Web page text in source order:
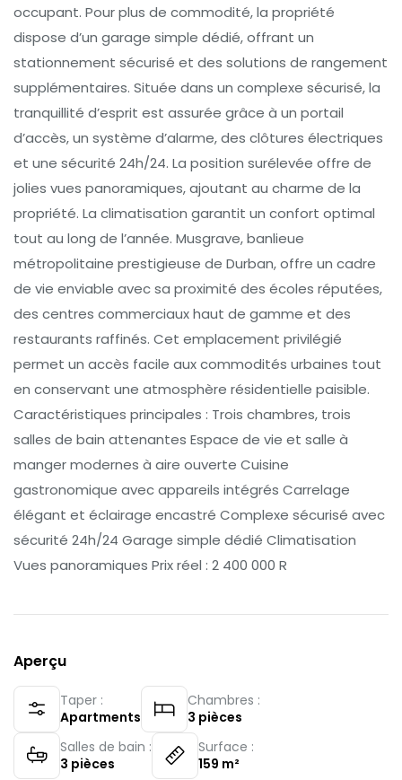
occupant. Pour plus de commodité, la propriété
dispose d’un garage simple dédié, offrant un
stationnement sécurisé et des solutions de rangement
supplémentaires. Située dans un complexe sécurisé, la
tranquillité d’esprit est assurée grâce à un portail
d’accès, un système d’alarme, des clôtures électriques
et une sécurité 24h/24. La position surélevée offre de
jolies vues panoramiques, ajoutant au charme de la
propriété. La climatisation garantit un confort optimal
tout au long de l’année. Musgrave, banlieue
métropolitaine prestigieuse de Durban, offre un cadre
de vie enviable avec sa proximité des écoles réputées,
des centres commerciaux haut de gamme et des
restaurants raffinés. Cet emplacement privilégié
permet un accès facile aux commodités urbaines tout
en conservant une atmosphère résidentielle paisible.
Caractéristiques principales : Trois chambres, trois
salles de bain attenantes Espace de vie et salle à
manger modernes à aire ouverte Cuisine
gastronomique avec appareils intégrés Carrelage
élégant et éclairage encastré Complexe sécurisé avec
sécurité 24h/24 Garage simple dédié Climatisation
Vues panoramiques Prix réel : 2 400 000 R
Aperçu
Taper :
Apartments
Chambres :
3 pièces
Salles de bain :
3 pièces
Surface :
159 m²